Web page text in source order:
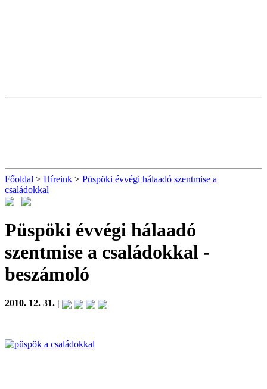
Főoldal > Híreink > Püspöki évvégi hálaadó szentmise a
családokkal
Püspöki évvégi hálaadó
szentmise a családokkal -
beszámoló
2010. 12. 31. |